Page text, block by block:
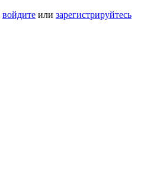
войдите или зарегистрируйтесь